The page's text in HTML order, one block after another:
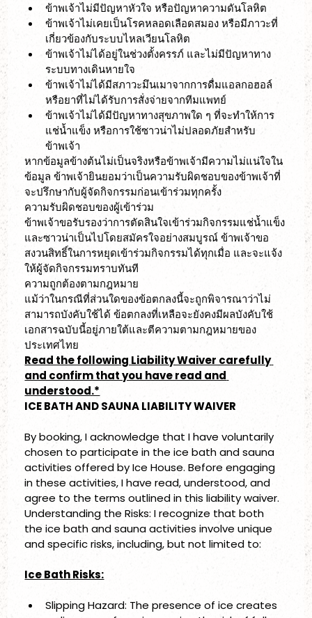
ข้าพเจ้าไม่มีปัญหาหัวใจ หรือปัญหาความดันโลหิต
ข้าพเจ้าไม่เคยเป็นโรคหลอดเลือดสมอง หรือมีภาวะที่
เกี่ยวข้องกับระบบไหลเวียนโลหิต
ข้าพเจ้าไม่ได้อยู่ในช่วงตั้งครรภ์ และไม่มีปัญหาทาง
ระบบทางเดินหายใจ
ข้าพเจ้าไม่ได้มีสภาวะมึนเมาจากการดื่มแอลกอฮอล์
หรือยาที่ไม่ได้รับการสั่งจ่ายจากทีมแพทย์
ข้าพเจ้าไม่ได้มีปัญหาทางสุขภาพใด ๆ ที่จะทำให้การ
แช่น้ำแข็ง หรือการใช้ซาวน่าไม่ปลอดภัยสำหรับ
ข้าพเจ้า
หากข้อมูลข้างต้นไม่เป็นจริงหรือข้าพเจ้ามีความไม่แน่ใจใน
ข้อมูล ข้าพเจ้ายินยอมว่าเป็นความรับผิดชอบของข้าพเจ้าที่
จะปรึกษากับผู้จัดกิจกรรมก่อนเข้าร่วมทุกครั้ง
ความรับผิดชอบของผู้เข้าร่วม
ข้าพเจ้าขอรับรองว่าการตัดสินใจเข้าร่วมกิจกรรมแช่น้ำแข็ง
และซาวน่าเป็นไปโดยสมัครใจอย่างสมบูรณ์ ข้าพเจ้าขอ
สงวนสิทธิ์ในการหยุดเข้าร่วมกิจกรรมได้ทุกเมื่อ และจะแจ้ง
ให้ผู้จัดกิจกรรมทราบทันที
ความถูกต้องตามกฎหมาย
แม้ว่าในกรณีที่ส่วนใดของข้อตกลงนี้จะถูกพิจารณาว่าไม่
สามารถบังคับใช้ได้ ข้อตกลงที่เหลือจะยังคงมีผลบังคับใช้
เอกสารฉบับนี้อยู่ภายใต้และตีความตามกฎหมายของ
ประเทศไทย
Read the following Liability Waiver carefully
and confirm that you have read and
understood.*
ICE BATH AND SAUNA LIABILITY WAIVER
By booking, I acknowledge that I have voluntarily
chosen to participate in the ice bath and sauna
activities offered by Ice House. Before engaging
in these activities, I have read, understood, and
agree to the terms outlined in this liability waiver.
Understanding the Risks: I recognize that both
the ice bath and sauna activities involve unique
and specific risks, including, but not limited to:
Ice Bath Risks:
Slipping Hazard: The presence of ice creates